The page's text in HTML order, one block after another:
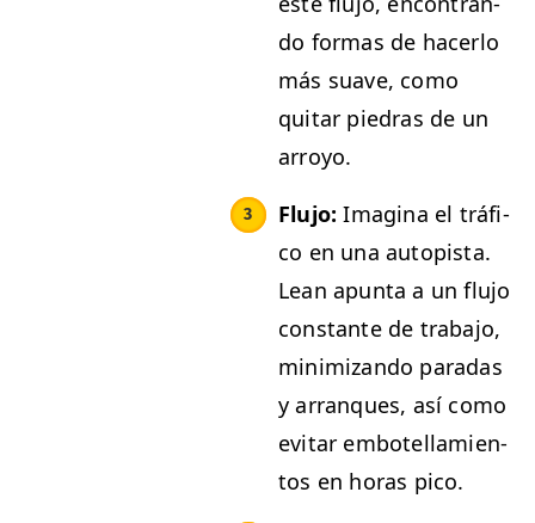
do for­mas de hac­er­lo
más suave, como
quitar piedras de un
arroyo.
Flu­jo: Imag­i­na el trá­fi­
co en una autopista.
Lean apun­ta a un flu­jo
con­stante de tra­ba­jo,
min­i­mizan­do paradas
y arran­ques, así como
evi­tar embotel­lamien­
tos en horas pico.